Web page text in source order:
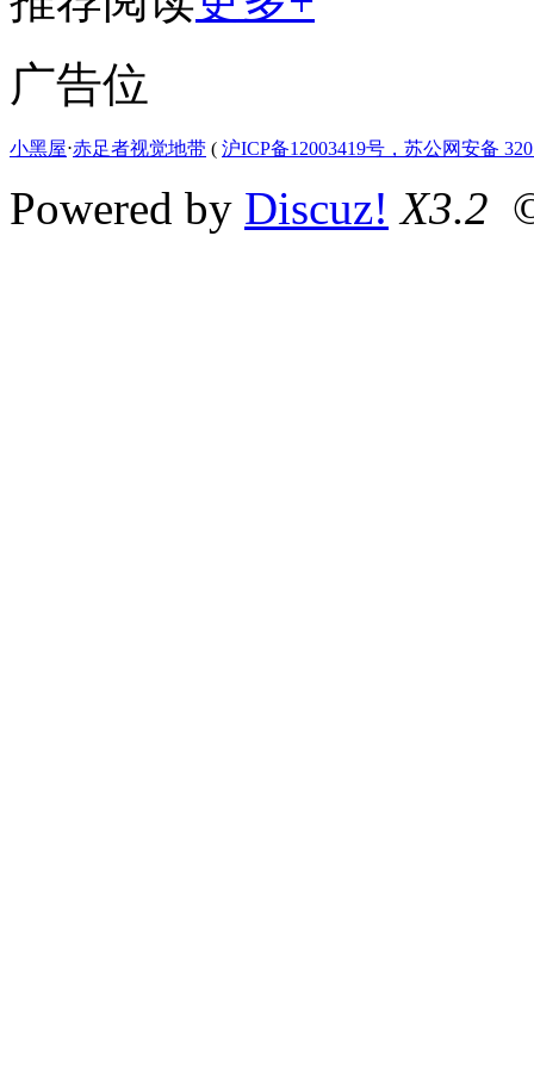
广告位
小黑屋⋅赤足者视觉地带 ( 沪ICP备12003419号，苏公网安备
Powered by Discuz! X3.2